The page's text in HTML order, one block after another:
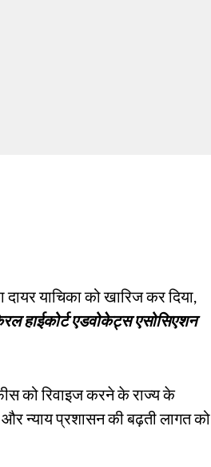
याचिका को खारिज कर दिया,
हाईकोर्ट एडवोकेट्स एसोसिएशन
को रिवाइज करने के राज्य के
न्याय प्रशासन की बढ़ती लागत को